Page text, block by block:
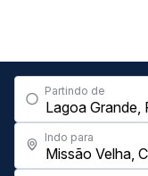
Partindo de
Indo para